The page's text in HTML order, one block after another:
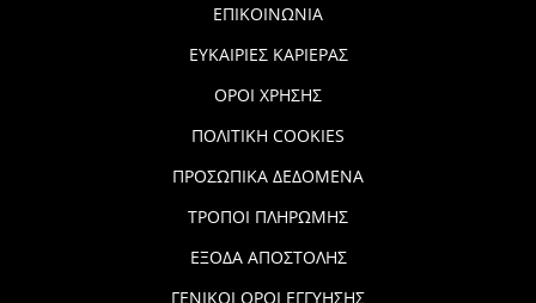
ΕΠΙΚΟΙΝΩΝΙΑ
ΕΥΚΑΙΡΙΕΣ ΚΑΡΙΕΡΑΣ
ΟΡΟΙ ΧΡΗΣΗΣ
ΠΟΛΙΤΙΚΗ COOKIES
ΠΡΟΣΩΠΙΚΑ ΔΕΔΟΜΕΝΑ
ΤΡΟΠΟΙ ΠΛΗΡΩΜΗΣ
ΕΞΟΔΑ ΑΠΟΣΤΟΛΗΣ
ΓΕΝΙΚΟΙ ΟΡΟΙ ΕΓΓΥΗΣΗΣ